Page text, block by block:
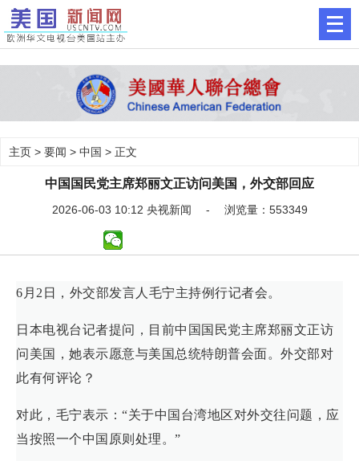
主页 > 要闻 > 中国 > 正文
中国国民党主席郑丽文正访问美国，外交部回应
2026-06-03 10:12 央视新闻 - 浏览量：553349
6月2日，外交部发言人毛宁主持例行记者会。
日本电视台记者提问，目前中国国民党主席郑丽文正访
问美国，她表示愿意与美国总统特朗普会面。外交部对
此有何评论？
对此，毛宁表示：“关于中国台湾地区对外交往问题，应
当按照一个中国原则处理。”